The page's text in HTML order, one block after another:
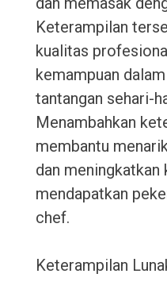
Keterampilan
kualitas
kemampuan
tantangan sehari-
Menambahkan
membantu
dan meningkatkan
mendapatkan
chef.
Keterampilan